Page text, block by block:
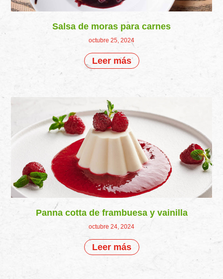
Salsa de moras para carnes
octubre 25, 2024
Leer más
Panna cotta de frambuesa y vainilla
octubre 24, 2024
Leer más